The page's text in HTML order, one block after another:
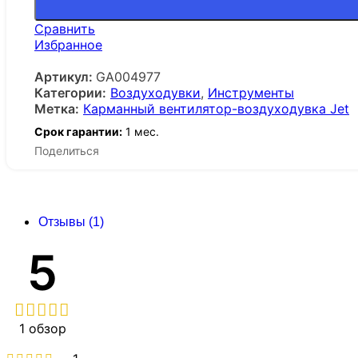
Сравнить
Избранное
Артикул: GA004977
Категории: Воздуходувки, Инструменты
Метка: Карманный вентилятор-воздуходувка Jet
Срок гарантии: 1 мес.
Поделиться
Отзывы (1)
5
1 обзор